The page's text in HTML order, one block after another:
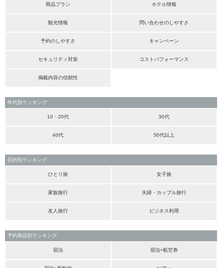
商品プラン ホテル情報
観光情報 問い合わせのしやすさ
予約のしやすさ キャンペーン
セキュリティ対策 コストパフォーマンス
掲載内容の信頼性
年代別ランキング
10・20代 30代
40代 50代以上
目的別ランキング
ひとり旅 女子旅
家族旅行 夫婦・カップル旅行
友人旅行 ビジネス利用
予約商品別ランキング
宿泊 宿泊+航空券